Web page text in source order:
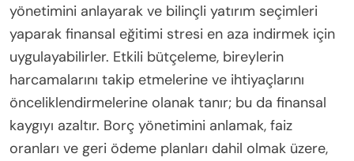
yönetimini anlayarak ve bilinçli yatırım seçimleri
yaparak finansal eğitimi stresi en aza indirmek için
uygulayabilirler. Etkili bütçeleme, bireylerin
harcamalarını takip etmelerine ve ihtiyaçlarını
önceliklendirmelerine olanak tanır; bu da finansal
kaygıyı azaltır. Borç yönetimini anlamak, faiz
oranları ve geri ödeme planları dahil olmak üzere,